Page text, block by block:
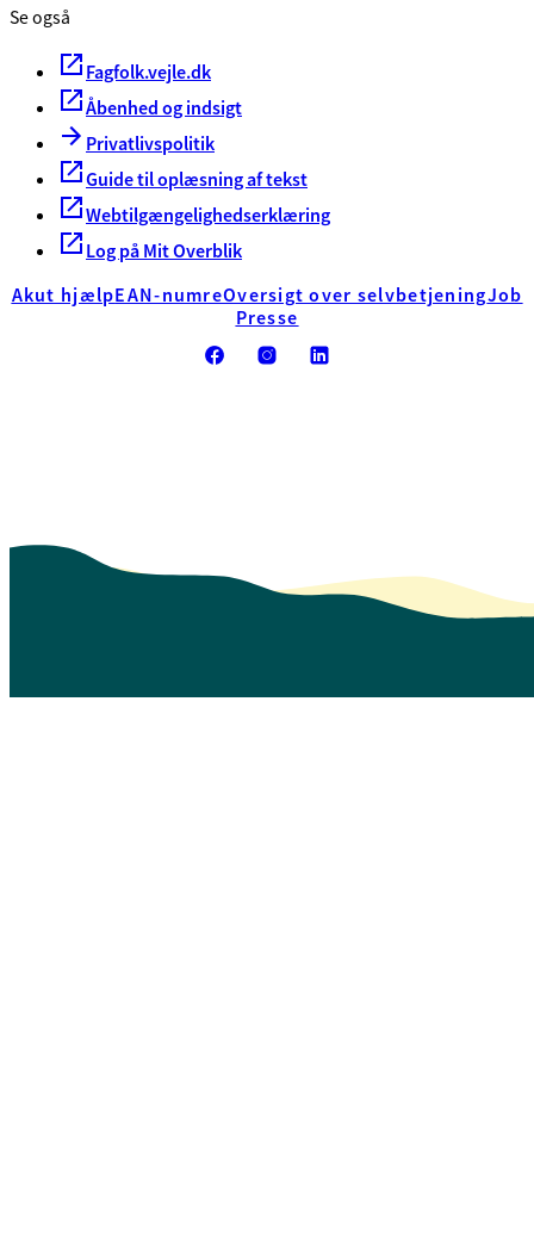
Se også
Fagfolk.vejle.dk
Åbenhed og indsigt
Privatlivspolitik
Guide til oplæsning af tekst
Webtilgængelighedserklæring
Log på Mit Overblik
Akut hjælpEAN-numreOversigt over selvbetjeningJob
Presse